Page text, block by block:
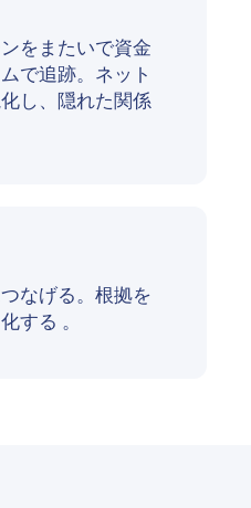
をまたいで資金
で追跡。ネット
し、隠れた関係
なげる。根拠を
する 。